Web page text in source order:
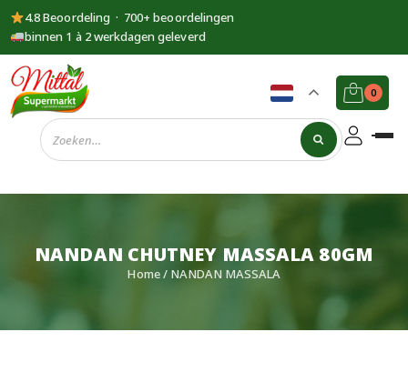
4.8 Beoordeling · 700+ beoordelingen
binnen 1 à 2 werkdagen geleverd
Supermarkt
Mittal
0
NANDAN CHUTNEY MASSALA 80GM
Home/ NANDAN MASSALA